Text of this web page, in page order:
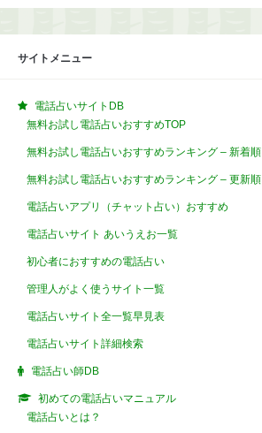
サイトメニュー
電話占いサイトDB
無料お試し電話占いおすすめTOP
無料お試し電話占いおすすめランキング – 新着順
無料お試し電話占いおすすめランキング – 更新順
電話占いアプリ（チャット占い）おすすめ
電話占いサイト あいうえお一覧
初心者におすすめの電話占い
管理人がよく使うサイト一覧
電話占いサイト全一覧早見表
電話占いサイト詳細検索
電話占い師DB
初めての電話占いマニュアル
電話占いとは？